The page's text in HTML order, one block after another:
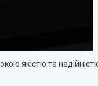
якістю та